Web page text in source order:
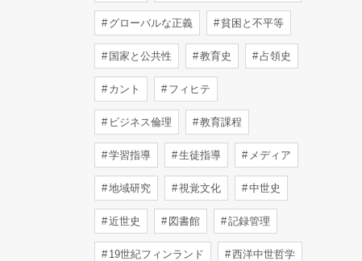
グローバルな正義 貧困と不平等
国家と公共性 教育史 占領史
カント フィヒテ
ビジネス倫理 教育課程
学習指導 生徒指導 メディア
地域研究 視覚文化 中世史
近世史 図書館 記録管理
19世紀フィンランド 西洋中世哲学